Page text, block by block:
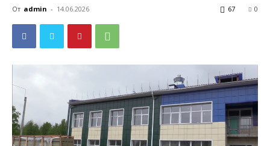
От admin - 14.06.2026 0
67